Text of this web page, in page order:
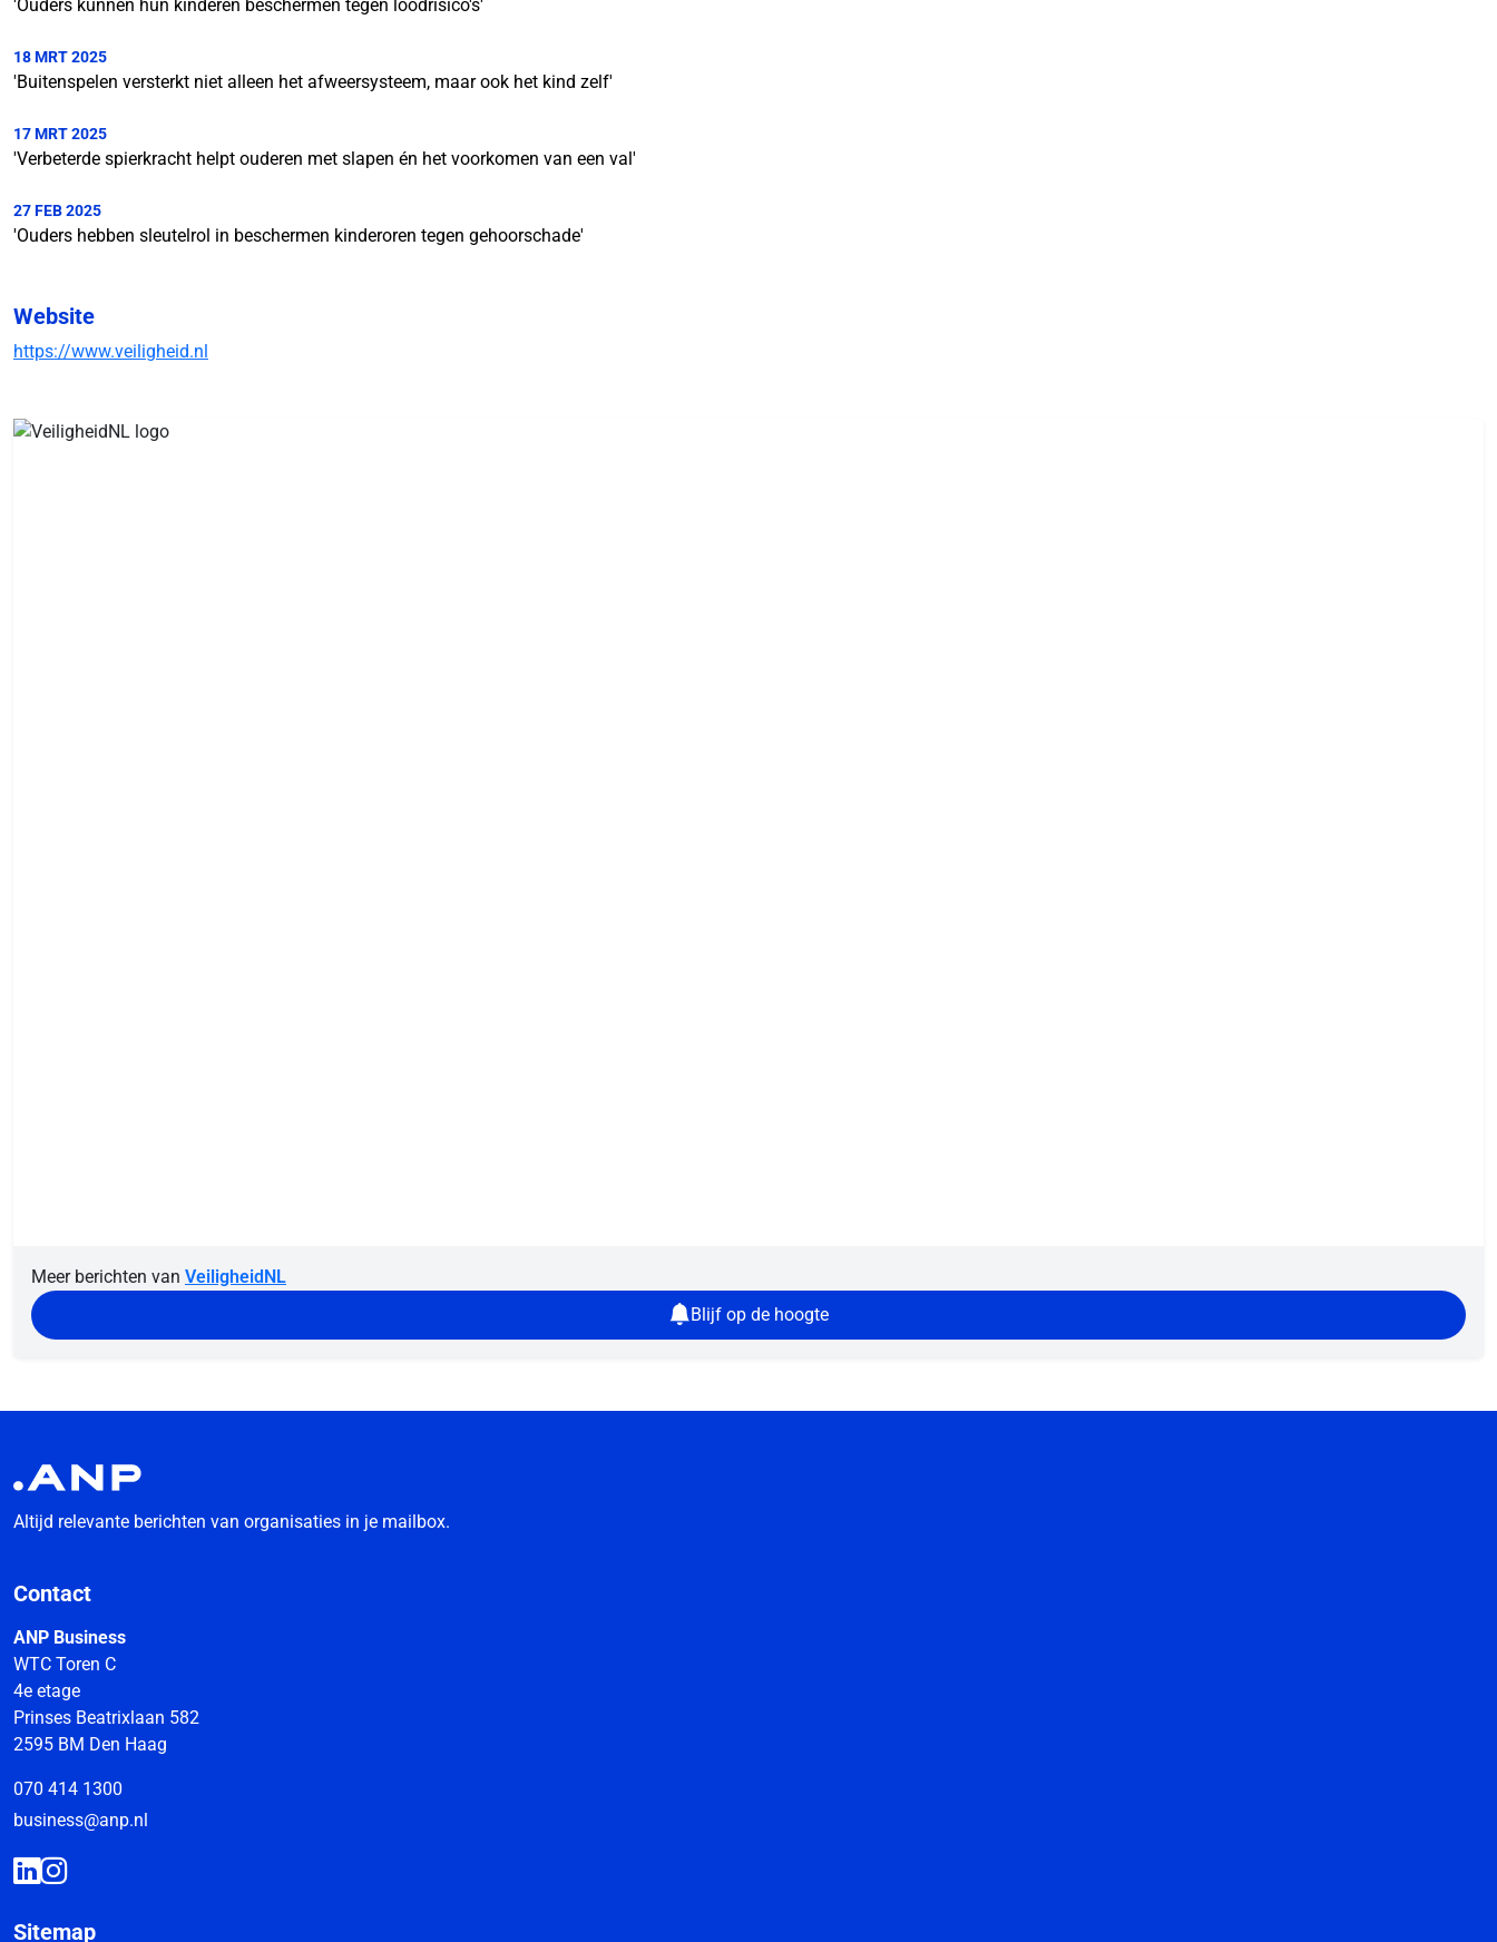
'Ouders kunnen hun kinderen beschermen tegen loodrisico's'
18 MRT 2025
'Buitenspelen versterkt niet alleen het afweersysteem, maar ook het kind zelf'
17 MRT 2025
'Verbeterde spierkracht helpt ouderen met slapen én het voorkomen van een val'
27 FEB 2025
'Ouders hebben sleutelrol in beschermen kinderoren tegen gehoorschade'
Website
https://www.veiligheid.nl
Meer berichten van VeiligheidNL
Blijf op de hoogte
Altijd relevante berichten van organisaties in je mailbox.
Contact
ANP Business
WTC Toren C
4e etage
Prinses Beatrixlaan 582
2595 BM Den Haag
070 414 1300
business@anp.nl
Sitemap